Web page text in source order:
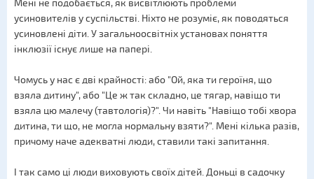
Мені не подобається, як висвітлюють проблеми
усиновителів у суспільстві. Ніхто не розуміє, як поводяться
усиновлені діти. У загальноосвітніх установах поняття
інклюзії існує лише на папері.
Чомусь у нас є дві крайності: або "Ой, яка ти героїня, що
взяла дитину", або "Це ж так складно, це тягар, навіщо ти
взяла цю малечу (тавтологія)?". Чи навіть "Навіщо тобі хвора
дитина, ти що, не могла нормальну взяти?". Мені кілька разів,
причому наче адекватні люди, ставили такі запитання.
І так само ці люди виховують своїх дітей. Доньці в садочку